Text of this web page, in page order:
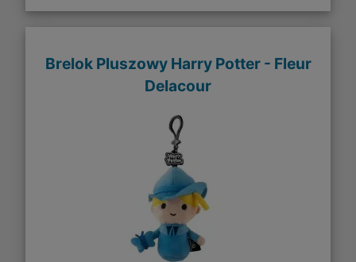
Brelok Pluszowy Harry Potter - Fleur
Delacour